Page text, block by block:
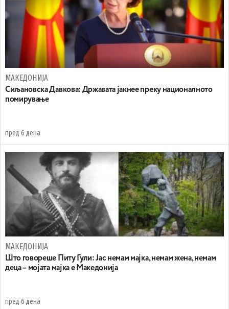
МАКЕДОНИЈА
Сиљановска Давкова: Државата јакнее преку националното
помирување
пред 6 дена
МАКЕДОНИЈА
Што говореше Питу Гули: Јас немам мајка, немам жена, немам
деца – мојата мајка е Македонија
пред 6 дена